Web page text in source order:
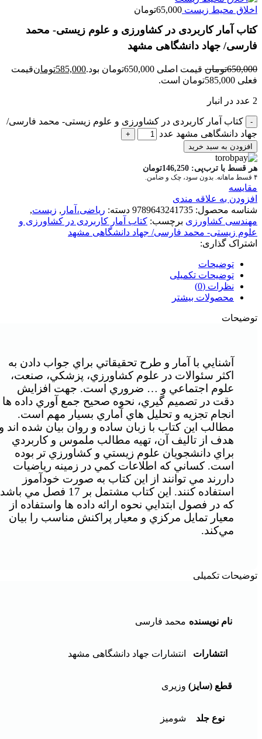
اخلاق محیط زیست 65,000تومان
کتاب آمار کاربردی در کشاورزی و علوم زیستی- محمد
فارسی/ جهاد دانشگاهی مشهد
650,000تومان قیمت اصلی 650,000تومان بود. 585,000تومانقیمت
فعلی 585,000تومان است.
2 عدد در انبار
کتاب آمار کاربردی در کشاورزی و علوم زیستی- محمد فارسی/
جهاد دانشگاهی مشهد عدد
افزودن به سبد خرید
هر قسط با ترب‌پی: 146,250تومان
۴ قسط ماهانه. بدون سود، چک و ضامن.
مقايسه
افزودن به علاقه مندی
شناسه محصول: 9789643241735 دسته: ریاضی،آمار , زیست,
مهندسی کشاورزی برچسب: کتاب آمار کاربردی در کشاورزی و
علوم زیستی- محمد فارسی/ جهاد دانشگاهی مشهد
اشتراک گذاری:
توضیحات
توضیحات تکمیلی
نظرات (0)
محصولات بیشتر
توضیحات
آشنايي با آمار و طرح تحقيقاتي براي جواب دادن به
اكثر سئوالات در علوم كشاورزي، پزشكي، صنعت،
علوم اجتماعي و … ضروري است. جهت افزايش
دقت در تصميم گيري، نحوه صحيح جمع آوري داده ها
انجام تجزيه و تحليل هاي آماري بسيار مهم است.
مطالب اين كتاب با زبان ساده و روان بيان شده اند
هدف از تاليف آن، تهيه مطالب ملموس و كاربردي
براي دانشجويان علوم زيستي و كشاورزي تر بوده
است. كساني كه اطلاعات كمي در زمينه رياضيات
داررند مي توانند از اين كتاب به صورت خودآموز
استفاده كنند. اين كتاب مشتمل بر 17 فصل مي باشد
كه در فصول ابتدايي نحوه ارائه داده ها واستفاده از
معيار تمايل مركزي و معيار پراكنش مناسب را بيان
مي‌كند.
توضیحات تکمیلی
نام نویسنده محمد فارسی
انتشارات انتشارات جهاد دانشگاهی مشهد
قطع (سایز) وزیری
نوع جلد شومیز